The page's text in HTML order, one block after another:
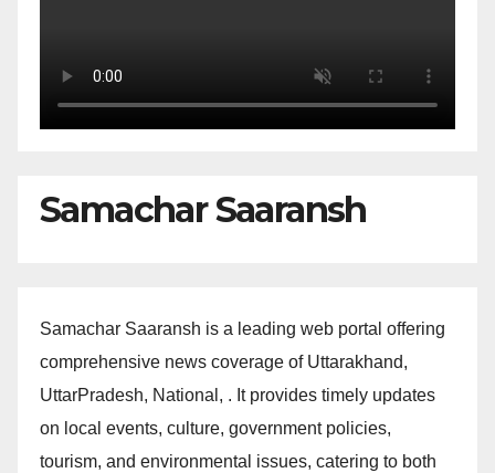
Samachar Saaransh
Samachar Saaransh is a leading web portal offering
comprehensive news coverage of Uttarakhand,
UttarPradesh, National, . It provides timely updates
on local events, culture, government policies,
tourism, and environmental issues, catering to both